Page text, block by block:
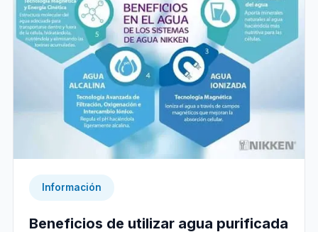
Información
Beneficios de utilizar agua purificada